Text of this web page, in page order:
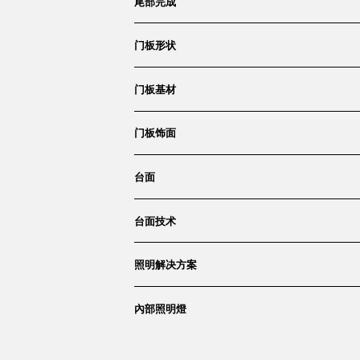
予单板精致、极其有活力的三维外观统一的整体外观,带来三 -给厨房
也给厨房带来了新的面貌,旨在创造一种优雅和活泼的效果。食品级
门板形状
门板基材
门板饰面
台面
台面技术
照明解决方案
內部照明燈